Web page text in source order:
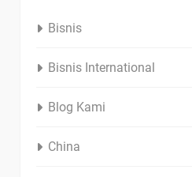
Bisnis
Bisnis International
Blog Kami
China